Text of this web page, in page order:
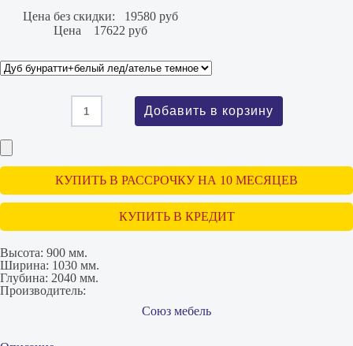
Цена без скидки:
19580 руб
Цена
17622 руб
КУПИТЬ В РАССРОЧКУ НА 10 МЕСЯЦЕВ
КУПИТЬ В КРЕДИТ
Высота: 900 мм.
Ширина: 1030 мм.
Глубина: 2040 мм.
Производитель:
Союз мебель